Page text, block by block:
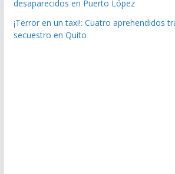
desaparecidos en Puerto López
¡Terror en un taxi!: Cuatro aprehendidos
secuestro en Quito